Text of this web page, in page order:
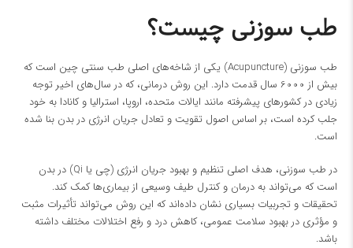
طب سوزنی چیست؟
طب سوزنی (Acupuncture) یکی از شاخه‌های اصلی طب سنتی چین است که
بیش از 6000 سال قدمت دارد. این روش درمانی، که در سال‌های اخیر توجه
زیادی در کشورهای پیشرفته مانند ایالات متحده، اروپا، استرالیا و کانادا به خود
جلب کرده است، بر اساس اصول تقویت و تعادل جریان انرژی در بدن بنا شده
است.
در طب سوزنی، هدف اصلی تنظیم و بهبود جریان انرژی (چی یا Qi) در بدن
است که می‌تواند به درمان و کنترل طیف وسیعی از بیماری‌ها کمک کند.
تحقیقات و تجربیات بسیاری نشان داده‌اند که این روش می‌تواند تأثیرات مثبت
و مؤثری در بهبود سلامت عمومی، کاهش درد و رفع اختلالات مختلف داشته
باشد.